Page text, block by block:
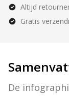
Altijd
Gratis
De